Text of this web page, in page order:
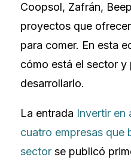
Coopsol, Zafrán,
proyectos que
para comer. En esta
cómo está el sector
desarrollarlo.
La entrada Invertir en
cuatro empresas que
sectorse publicó